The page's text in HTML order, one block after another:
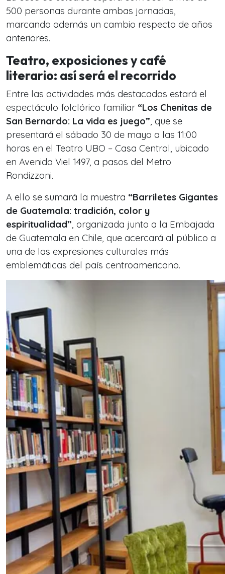
500 personas durante ambas jornadas,
marcando además un cambio respecto de años
anteriores.
Teatro, exposiciones y café
literario: así será el recorrido
Entre las actividades más destacadas estará el
espectáculo folclórico familiar “Los Chenitas de
San Bernardo: La vida es juego”, que se
presentará el sábado 30 de mayo a las 11:00
horas en el Teatro UBO – Casa Central, ubicado
en Avenida Viel 1497, a pasos del Metro
Rondizzoni.
A ello se sumará la muestra “Barriletes Gigantes
de Guatemala: tradición, color y
espiritualidad”, organizada junto a la Embajada
de Guatemala en Chile, que acercará al público a
una de las expresiones culturales más
emblemáticas del país centroamericano.